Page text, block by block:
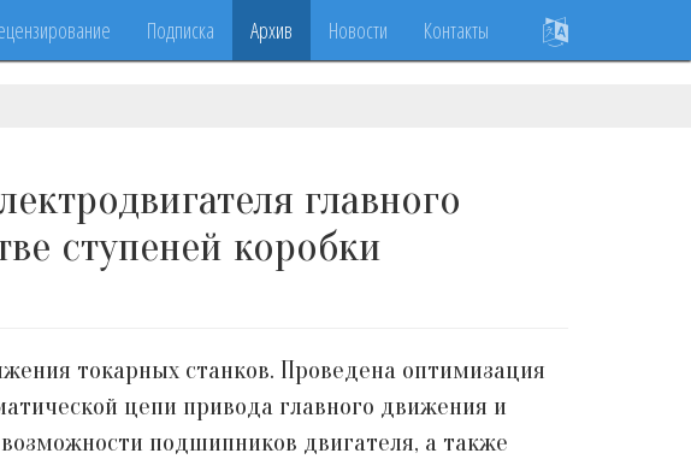
Подписка Архив Новости Контакты
главного
ступеней коробки
токарных станков. Проведена оптимизация
цепи привода главного движения и
подшипников двигателя, а также